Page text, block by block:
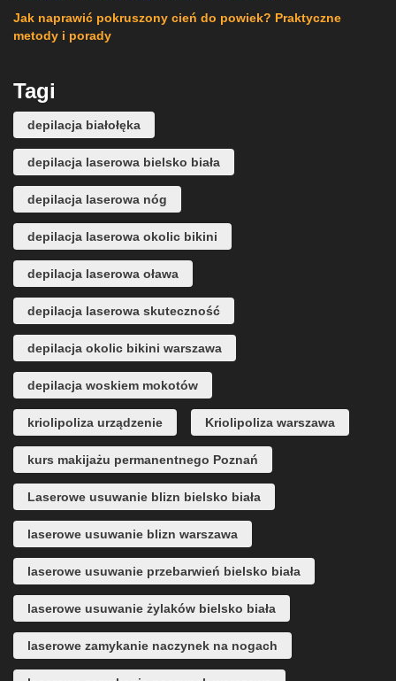
Jak naprawić pokruszony cień do powiek? Praktyczne
metody i porady
Tagi
depilacja białołęka
depilacja laserowa bielsko biała
depilacja laserowa nóg
depilacja laserowa okolic bikini
depilacja laserowa oława
depilacja laserowa skuteczność
depilacja okolic bikini warszawa
depilacja woskiem mokotów
kriolipoliza urządzenie Kriolipoliza warszawa
kurs makijażu permanentnego Poznań
Laserowe usuwanie blizn bielsko biała
laserowe usuwanie blizn warszawa
laserowe usuwanie przebarwień bielsko biała
laserowe usuwanie żylaków bielsko biała
laserowe zamykanie naczynek na nogach